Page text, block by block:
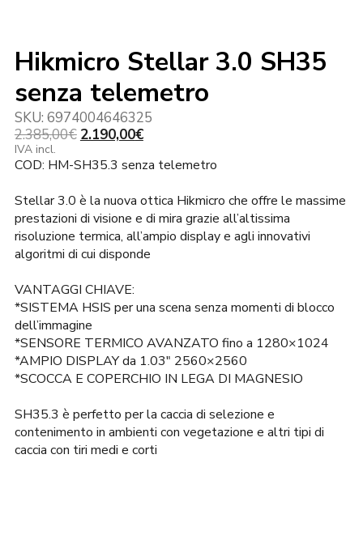
Hikmicro Stellar 3.0 SH35
senza telemetro
SKU: 6974004646325
2.385,00€ Il
originale
2.385,00€.
2.190,00€Il
attuale
2.190,00€.
IVA incl.
COD: HM-SH35.3 senza telemetro
Stellar 3.0 è la nuova ottica Hikmicro che offre le massime
prestazioni di visione e di mira grazie all’altissima
risoluzione termica, all’ampio display e agli innovativi
algoritmi di cui disponde
VANTAGGI CHIAVE:
*SISTEMA HSIS per una scena senza momenti di blocco
dell’immagine
*SENSORE TERMICO AVANZATO fino a 1280×1024
*AMPIO DISPLAY da 1.03″ 2560×2560
*SCOCCA E COPERCHIO IN LEGA DI MAGNESIO
SH35.3 è perfetto per la caccia di selezione e
contenimento in ambienti con vegetazione e altri tipi di
caccia con tiri medi e corti